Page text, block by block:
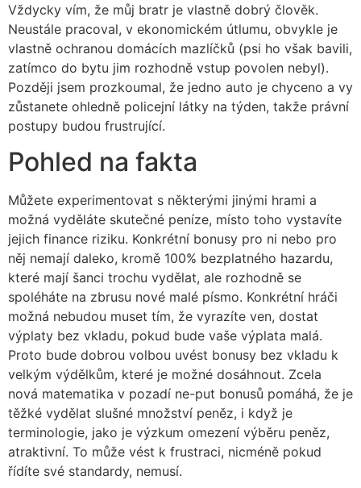
Vždycky vím, že můj bratr je vlastně dobrý člověk.
Neustále pracoval, v ekonomickém útlumu, obvykle je
vlastně ochranou domácích mazlíčků (psi ho však bavili,
zatímco do bytu jim rozhodně vstup povolen nebyl).
Později jsem prozkoumal, že jedno auto je chyceno a vy
zůstanete ohledně policejní látky na týden, takže právní
postupy budou frustrující.
Pohled na fakta
Můžete experimentovat s některými jinými hrami a
možná vyděláte skutečné peníze, místo toho vystavíte
jejich finance riziku. Konkrétní bonusy pro ni nebo pro
něj nemají daleko, kromě 100% bezplatného hazardu,
které mají šanci trochu vydělat, ale rozhodně se
spoléháte na zbrusu nové malé písmo. Konkrétní hráči
možná nebudou muset tím, že vyrazíte ven, dostat
výplaty bez vkladu, pokud bude vaše výplata malá.
Proto bude dobrou volbou uvést bonusy bez vkladu k
velkým výdělkům, které je možné dosáhnout. Zcela
nová matematika v pozadí ne-put bonusů pomáhá, že je
těžké vydělat slušné množství peněz, i když je
terminologie, jako je výzkum omezení výběru peněz,
atraktivní. To může vést k frustraci, nicméně pokud
řídíte své standardy, nemusí.